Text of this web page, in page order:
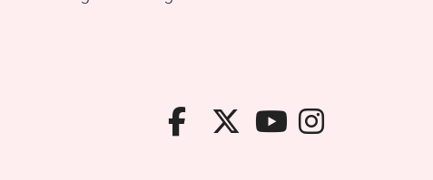
Facebook van
X van